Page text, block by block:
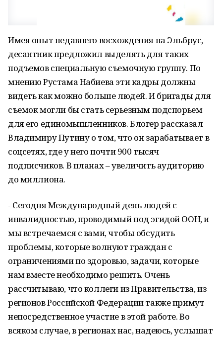
Имея опыт недавнего восхождения на Эльбрус,
десантник предложил выделять для таких
подъемов специальную съемочную группу. По
мнению Рустама Набиева эти кадры должны
видеть как можно больше людей. И бригады для
съемок могли бы стать серьезным подспорьем
для его единомышленников. Блогер рассказал
Владимиру Путину о том, что он зарабатывает в
соцсетях, где у него почти 900 тысяч
подписчиков. В планах – увеличить аудиторию
до миллиона.
- Сегодня Международный день людей с
инвалидностью, проводимый под эгидой ООН, и
мы встречаемся с вами, чтобы обсудить
проблемы, которые волнуют граждан с
ограничениями по здоровью, задачи, которые
нам вместе необходимо решить. Очень
рассчитываю, что коллеги из Правительства, из
регионов Российской Федерации также примут
непосредственное участие в этой работе. Во
всяком случае, в регионах нас, надеюсь, услышат